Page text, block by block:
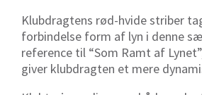
Klubdragtens rød-hvide striber
forbindelse form af lyn i denne
reference til “Som Ramt af
giver klubdragten et mere